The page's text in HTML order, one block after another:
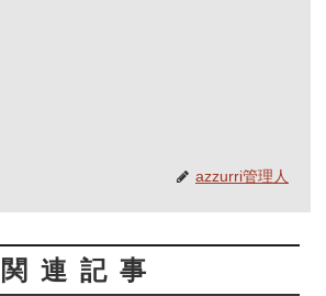
azzurri管理人
関連記事